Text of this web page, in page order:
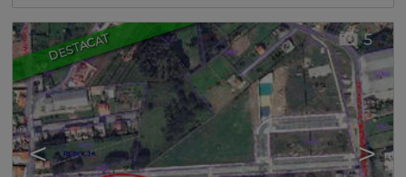
DESTACAT
< >
5